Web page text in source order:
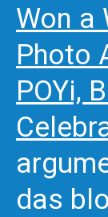
Won a
Photo
POYi,
das